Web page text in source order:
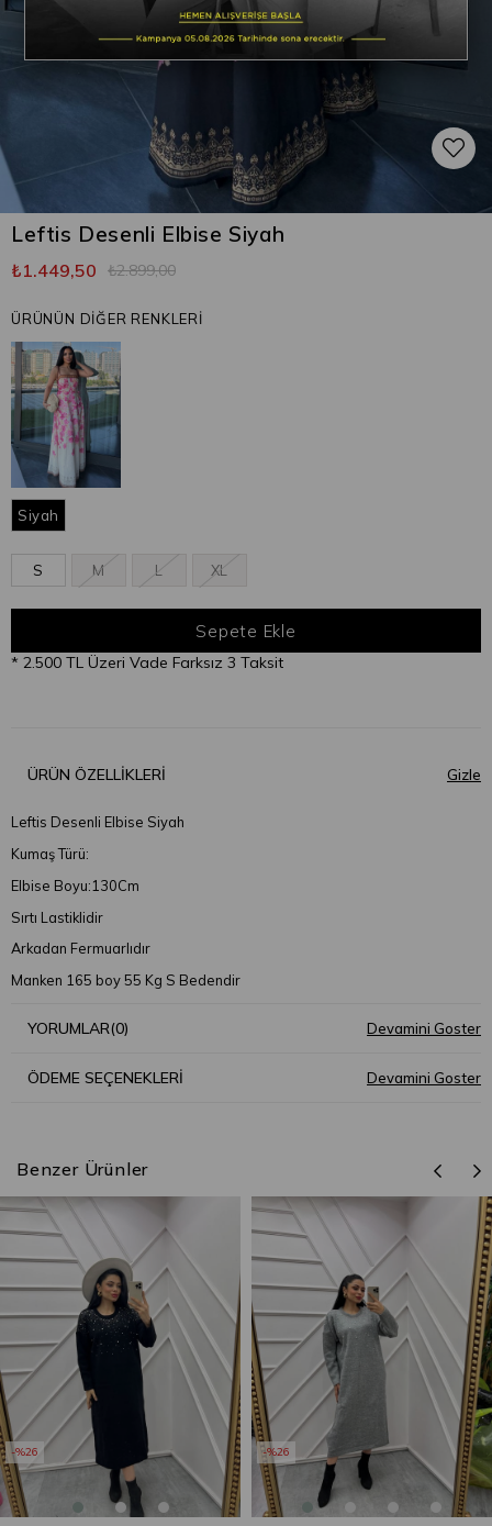
Leftis Desenli Elbise Siyah
₺2.899,00
₺1.449,50
ÜRÜNÜN DİĞER RENKLERİ
Siyah
S M L XL
* 2.500 TL Üzeri Vade Farksız 3 Taksit
ÜRÜN ÖZELLIKLERI
Leftis Desenli Elbise Siyah
Kumaş Türü:
Elbise Boyu:130Cm
Sırtı Lastiklidir
Arkadan Fermuarlıdır
Manken 165 boy 55 Kg S Bedendir
YORUMLAR(0)
ÖDEME SEÇENEKLERI
Benzer Ürünler
%26 %26